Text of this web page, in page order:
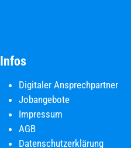
Infos
Digitaler Ansprechpartner
Jobangebote
Impressum
AGB
Datenschutzerklärung